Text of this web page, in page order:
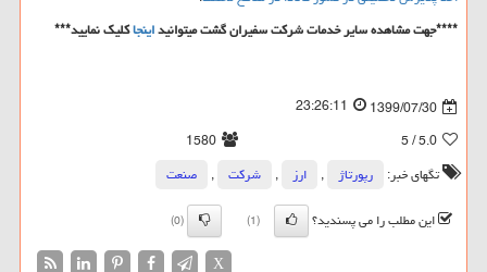
****جهت مشاهده سایر خدمات شرکت سفیران گشت میتوانیداینجاکلیک نمایید***
1399/07/30
23:26:11
5.0
/ 5
1580
تگهای خبر:
رپورتاژ , ارز , شركت ,
صنعت
این مطلب را می پسندید؟
(1)
(0)
X